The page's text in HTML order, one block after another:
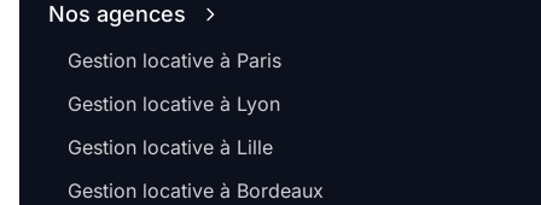
Nos agences
Gestion locative à Paris
Gestion locative à Lyon
Gestion locative à Lille
Gestion locative à Bordeaux